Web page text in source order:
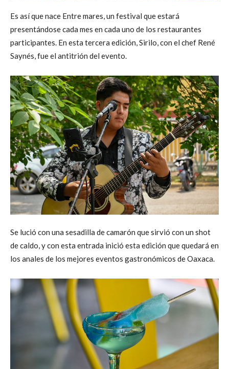
Es así que nace Entre mares, un festival que estará
presentándose cada mes en cada uno de los restaurantes
participantes. En esta tercera edición, Sirilo, con el chef René
Saynés, fue el antitrión del evento.
Se lució con una sesadilla de camarón que sirvió con un shot
de caldo, y con esta entrada inició esta edición que quedará en
los anales de los mejores eventos gastronómicos de Oaxaca.